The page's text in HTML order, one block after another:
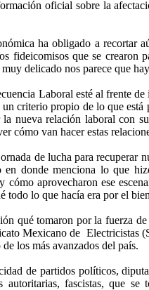
oficial sobre la
ha obligado a recortar
fideicomisos que se crearon
delicado nos parece que
Laboral esté al frente
criterio propio de lo que
nueva relación laboral con
cómo van hacer estas
de lucha para recuperar
en donde menciona lo que
cómo aprovecharon ese
todo lo que hacía era por el
qué tomaron por la fuerza
Mexicano de Electricistas
los más avanzados del país.
de partidos políticos,
fascistas, que se